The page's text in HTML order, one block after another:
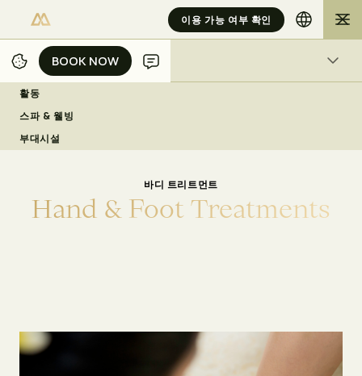
BOOK NOW
BOOK NOW
스파 & 웰빙
활동
스파 & 웰빙
부대시설
이용 가능 여부 확인
/
바디 트리트먼트
Hand & FootTreatments